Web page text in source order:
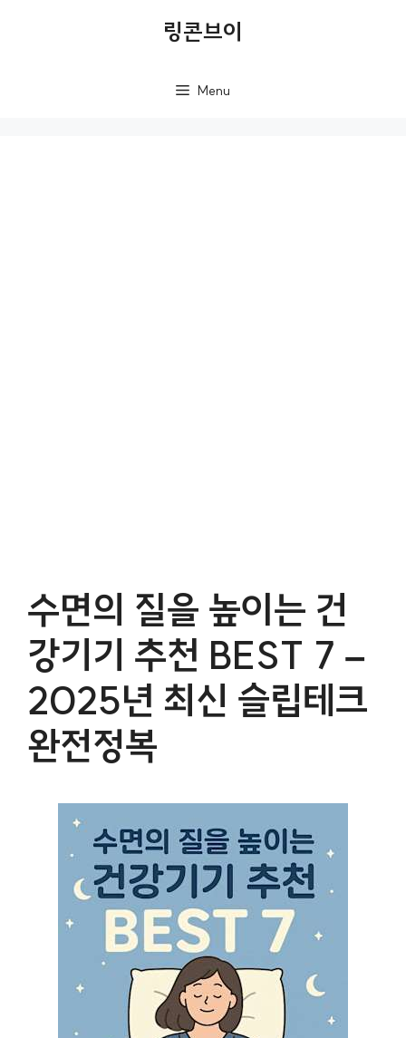
링콘브이
Menu
수면의 질을 높이는 건
강기기 추천 BEST 7 –
2025년 최신 슬립테크
완전정복